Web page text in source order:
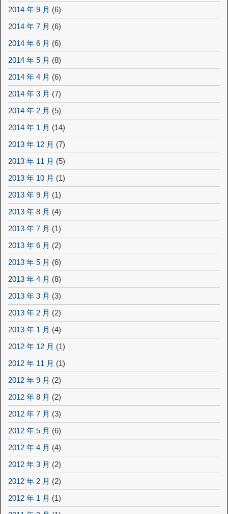
2014 年 9 月 (6)
2014 年 7 月 (6)
2014 年 6 月 (6)
2014 年 5 月 (8)
2014 年 4 月 (6)
2014 年 3 月 (7)
2014 年 2 月 (5)
2014 年 1 月 (14)
2013 年 12 月 (7)
2013 年 11 月 (5)
2013 年 10 月 (1)
2013 年 9 月 (1)
2013 年 8 月 (4)
2013 年 7 月 (1)
2013 年 6 月 (2)
2013 年 5 月 (6)
2013 年 4 月 (8)
2013 年 3 月 (3)
2013 年 2 月 (2)
2013 年 1 月 (4)
2012 年 12 月 (1)
2012 年 11 月 (1)
2012 年 9 月 (2)
2012 年 8 月 (2)
2012 年 7 月 (3)
2012 年 5 月 (6)
2012 年 4 月 (4)
2012 年 3 月 (2)
2012 年 2 月 (2)
2012 年 1 月 (1)